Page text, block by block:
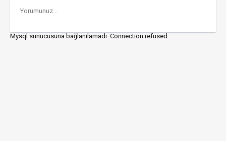
Mysql sunucusuna bağlanılamadı :Connection refused